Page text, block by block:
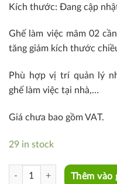
Kích thước: Đang cập
Ghế làm việc mâm 02
tăng giảm kích thước
Phù hợp vị trí quản lý
ghế làm việc tại nhà,…
Giá chưa bao gồm VAT.
29 in stock
CM4292-M quantity
Thêm vào